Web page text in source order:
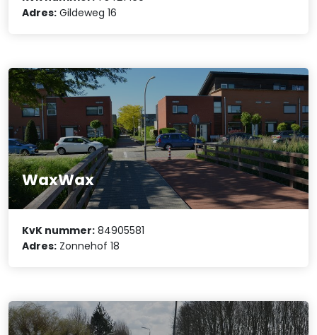
Adres: Gildeweg 16
WaxWax
KvK nummer: 84905581
Adres: Zonnehof 18